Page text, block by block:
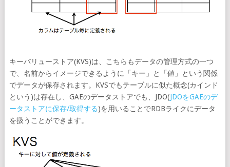
キーバリューストア(KVS)は、こちらもデータの管理方式の一つ
で、名前からイメージできるように「キー」と「値」という関係
でデータが保存されます。KVSでもテーブルに似た概念(カインド
という)は存在し、GAEのデータストアでも、JDO(JDOをGAEのデ
ータストアに保存/取得する)を用いることでRDBライクにデータ
を扱うことができます。